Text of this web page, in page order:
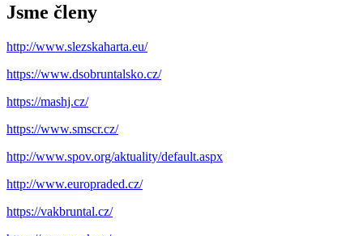
Jsme členy
http://www.slezskaharta.eu/
https://www.dsobruntalsko.cz/
https://mashj.cz/
https://www.smscr.cz/
http://www.spov.org/aktuality/default.aspx
http://www.europraded.cz/
https://vakbruntal.cz/